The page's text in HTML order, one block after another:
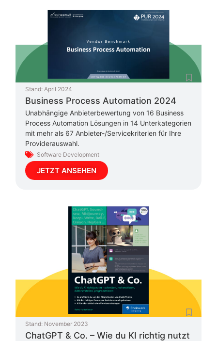
Stand: April 2024
Business Process Automation 2024
Unabhängige Anbieterbewertung von 16 Business
Process Automation Lösungen in 14 Unterkategorien
mit mehr als 67 Anbieter-/Servicekriterien für Ihre
Providerauswahl.
Software Development
JETZT ANSEHEN
Stand: November 2023
ChatGPT & Co. – Wie du KI richtig nutzt